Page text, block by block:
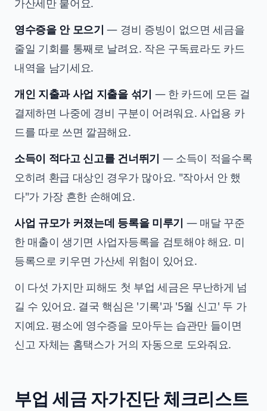
가산세만 붙어요.
영수증을 안 모으기 — 경비 증빙이 없으면 세금을
줄일 기회를 통째로 날려요. 작은 구독료라도 카드
내역을 남기세요.
개인 지출과 사업 지출을 섞기 — 한 카드에 모든 걸
결제하면 나중에 경비 구분이 어려워요. 사업용 카
드를 따로 쓰면 깔끔해요.
소득이 적다고 신고를 건너뛰기 — 소득이 적을수록
오히려 환급 대상인 경우가 많아요. "작아서 안 했
다"가 가장 흔한 손해예요.
사업 규모가 커졌는데 등록을 미루기 — 매달 꾸준
한 매출이 생기면 사업자등록을 검토해야 해요. 미
등록으로 키우면 가산세 위험이 있어요.
이 다섯 가지만 피해도 첫 부업 세금은 무난하게 넘
길 수 있어요. 결국 핵심은 '기록'과 '5월 신고' 두 가
지예요. 평소에 영수증을 모아두는 습관만 들이면
신고 자체는 홈택스가 거의 자동으로 도와줘요.
부업 세금 자가진단 체크리스트